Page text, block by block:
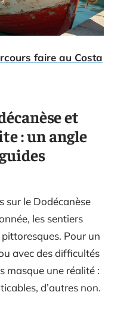
faire au Costa
et
: un angle
sur le Dodécanèse
les sentiers
Pour un
avec des difficultés
masque une réalité :
d’autres non.